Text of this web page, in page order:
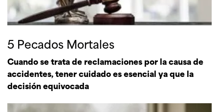
5 Pecados Mortales
Cuando se trata de reclamaciones por la causa de
accidentes, tener cuidado es esencial ya que la
decisión equivocada